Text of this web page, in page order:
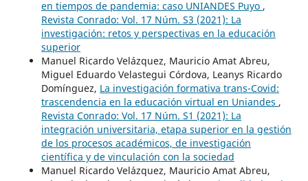
en tiempos de pandemia: caso UNIANDES Puyo ,
Revista Conrado: Vol. 17 Núm. S3 (2021): La
investigación: retos y perspectivas en la educación
superior
Manuel Ricardo Velázquez, Mauricio Amat Abreu,
Miguel Eduardo Velastegui Córdova, Leanys Ricardo
Domínguez, La investigación formativa trans-Covid:
trascendencia en la educación virtual en Uniandes ,
Revista Conrado: Vol. 17 Núm. S1 (2021): La
integración universitaria, etapa superior en la gestión
de los procesos académicos, de investigación
científica y de vinculación con la sociedad
Manuel Ricardo Velázquez, Mauricio Amat Abreu,